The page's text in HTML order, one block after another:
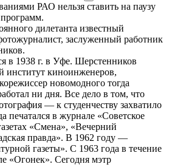
РАО нельзя ставить на паузу
дилетанта известный
заслуженный работник
в 1938 г. в Уфе. Шерстенников
институт киноинженеров,
новомодного тогда
ни дня. Все дело в том, что
— к студенчеству захватило
печатался в журнале «Советское
«Смена», «Вечерний
правда». В 1962 году —
газеты». С 1963 года в течение
«Огонек». Сегодня мэтр